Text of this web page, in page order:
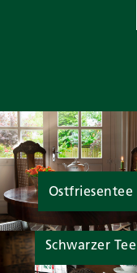
Ostfriesentee
Schwarzer Tee